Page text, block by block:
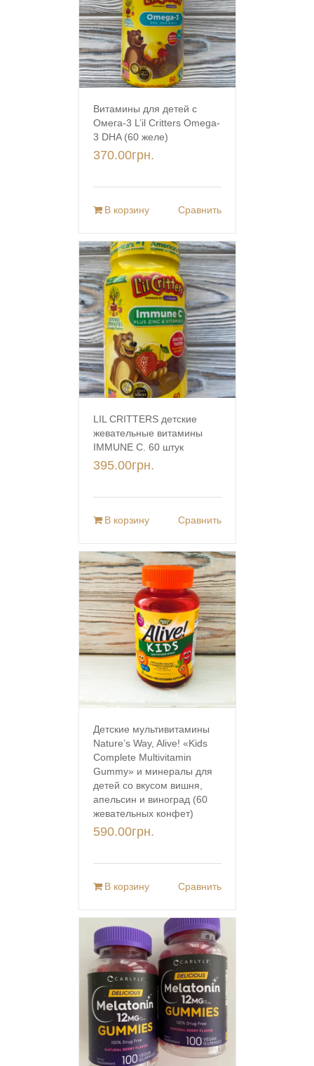
Витамины для детей с
Омега-3 L’il Critters Omega-
3 DHA (60 желе)
370.00грн.
В корзину Сравнить
LIL CRITTERS детские
жевательные витамины
IMMUNE C. 60 штук
395.00грн.
В корзину Сравнить
Детские мультивитамины
Nature’s Way, Alive! «Kids
Complete Multivitamin
Gummy» и минералы для
детей со вкусом вишня,
апельсин и виноград (60
жевательных конфет)
590.00грн.
В корзину Сравнить